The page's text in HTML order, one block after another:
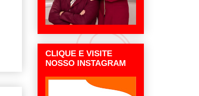
CLIQUE E VISITE
NOSSO INSTAGRAM